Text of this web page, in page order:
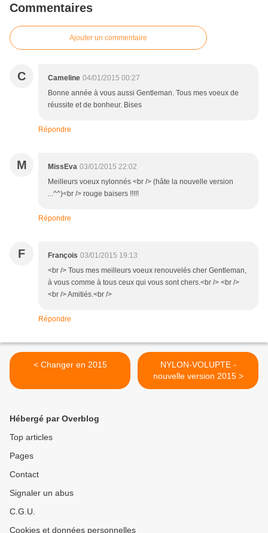
Commentaires
Ajouter un commentaire
C Cameline 04/01/2015 00:27
Bonne année à vous aussi Gentleman. Tous mes voeux de
réussite et de bonheur. Bises
Répondre
M MissEva 03/01/2015 22:02
Meilleurs voeux nylonnés <br /> (hâte la nouvelle version
...^^)<br /> rouge baisers !!!!!
Répondre
F François 03/01/2015 19:13
<br /> Tous mes meilleurs voeux renouvelés cher Gentleman,
à vous comme à tous ceux qui vous sont chers.<br /> <br />
<br /> Amitiés.<br />
Répondre
< Changer en 2015
NYLON-VOLUPTE -
nouvelle version 2015 >
Hébergé par Overblog
Top articles
Pages
Contact
Signaler un abus
C.G.U.
Cookies et données personnelles